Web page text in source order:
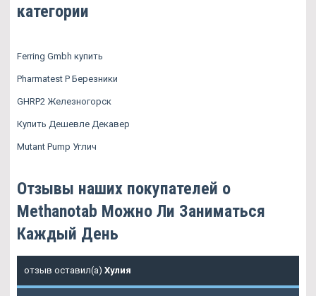
категории
Ferring Gmbh купить
Pharmatest P Березники
GHRP2 Железногорск
Купить Дешевле Декавер
Mutant Pump Углич
Отзывы наших покупателей о
Methanotab Можно Ли Заниматься
Каждый День
отзыв оставил(а) Хулия